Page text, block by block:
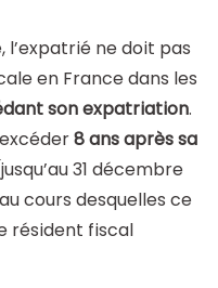
ne doit pas
en France dans les
son expatriation.
8 ans après sa
31 décembre
cours desquelles ce
résident fiscal